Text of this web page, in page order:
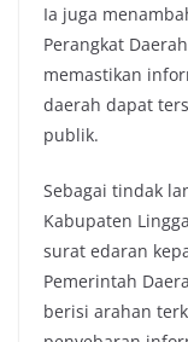
Ia juga
Perangkat
memastikan
daerah dapat
publik.
Sebagai tindak
Kabupaten
surat edaran
Pemerintah
berisi arahan